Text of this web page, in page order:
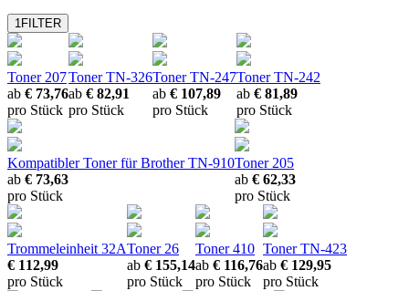
1FILTER
Toner 207
ab € 73,76
pro Stück
Toner TN-326
ab € 82,91
pro Stück
Toner TN-247
ab € 107,89
pro Stück
Toner TN-242
ab € 81,89
pro Stück
Kompatibler Toner für Brother TN-910
ab € 73,63
pro Stück
Toner 205
ab € 62,33
pro Stück
Trommeleinheit 32A
€ 112,99
pro Stück
Toner 26
ab € 155,14
pro Stück
Toner 410
ab € 116,76
pro Stück
Toner TN-423
ab € 129,95
pro Stück